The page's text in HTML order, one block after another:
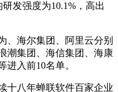
发强度为10.1%，高出
海尔集团、阿里云分别
潮集团、海信集团、海康
进入前10名单。
八年蝉联软件百家企业